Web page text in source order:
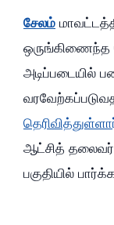
சேலம்
ஒருங்கிணைந்த
அடிப்படையில்
ஆட்சித் தலைவர்
பகுதியில்